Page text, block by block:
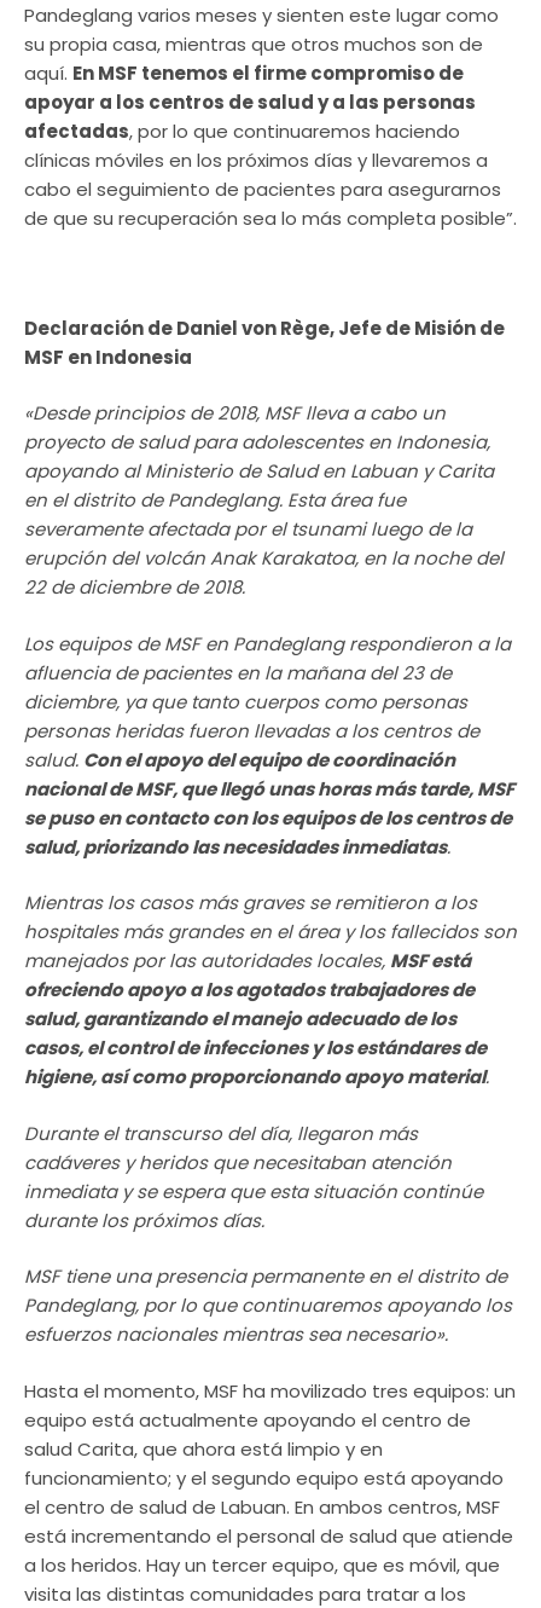
Pandeglang varios meses y sienten este lugar como
su propia casa, mientras que otros muchos son de
aquí. En MSF tenemos el firme compromiso de
apoyar a los centros de salud y a las personas
afectadas, por lo que continuaremos haciendo
clínicas móviles en los próximos días y llevaremos a
cabo el seguimiento de pacientes para asegurarnos
de que su recuperación sea lo más completa posible”.
Declaración de Daniel von Rège, Jefe de Misión de
MSF en Indonesia
«Desde principios de 2018, MSF lleva a cabo un
proyecto de salud para adolescentes en Indonesia,
apoyando al Ministerio de Salud en Labuan y Carita
en el distrito de Pandeglang. Esta área fue
severamente afectada por el tsunami luego de la
erupción del volcán Anak Karakatoa, en la noche del
22 de diciembre de 2018.
Los equipos de MSF en Pandeglang respondieron a la
afluencia de pacientes en la mañana del 23 de
diciembre, ya que tanto cuerpos como personas
personas heridas fueron llevadas a los centros de
salud. Con el apoyo del equipo de coordinación
nacional de MSF, que llegó unas horas más tarde, MSF
se puso en contacto con los equipos de los centros de
salud, priorizando las necesidades inmediatas.
Mientras los casos más graves se remitieron a los
hospitales más grandes en el área y los fallecidos son
manejados por las autoridades locales, MSF está
ofreciendo apoyo a los agotados trabajadores de
salud, garantizando el manejo adecuado de los
casos, el control de infecciones y los estándares de
higiene, así como proporcionando apoyo material.
Durante el transcurso del día, llegaron más
cadáveres y heridos que necesitaban atención
inmediata y se espera que esta situación continúe
durante los próximos días.
MSF tiene una presencia permanente en el distrito de
Pandeglang, por lo que continuaremos apoyando los
esfuerzos nacionales mientras sea necesario».
Hasta el momento, MSF ha movilizado tres equipos: un
equipo está actualmente apoyando el centro de
salud Carita, que ahora está limpio y en
funcionamiento; y el segundo equipo está apoyando
el centro de salud de Labuan. En ambos centros, MSF
está incrementando el personal de salud que atiende
a los heridos. Hay un tercer equipo, que es móvil, que
visita las distintas comunidades para tratar a los